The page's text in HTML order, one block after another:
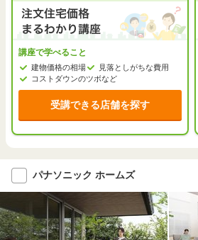
講座で学べること
建物価格の相場
見落としがちな費用
コストダウンのツボなど
受講できる店舗を探す
パナソニック ホームズ